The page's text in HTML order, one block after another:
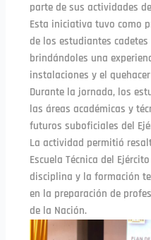
parte de sus actividades
Esta iniciativa tuvo como
de los estudiantes
brindándoles una
instalaciones y el
Durante la jornada, los
las áreas académicas y
futuros suboficiales del
La actividad permitió
Escuela Técnica del
disciplina y la formación
en la preparación de
de la Nación.